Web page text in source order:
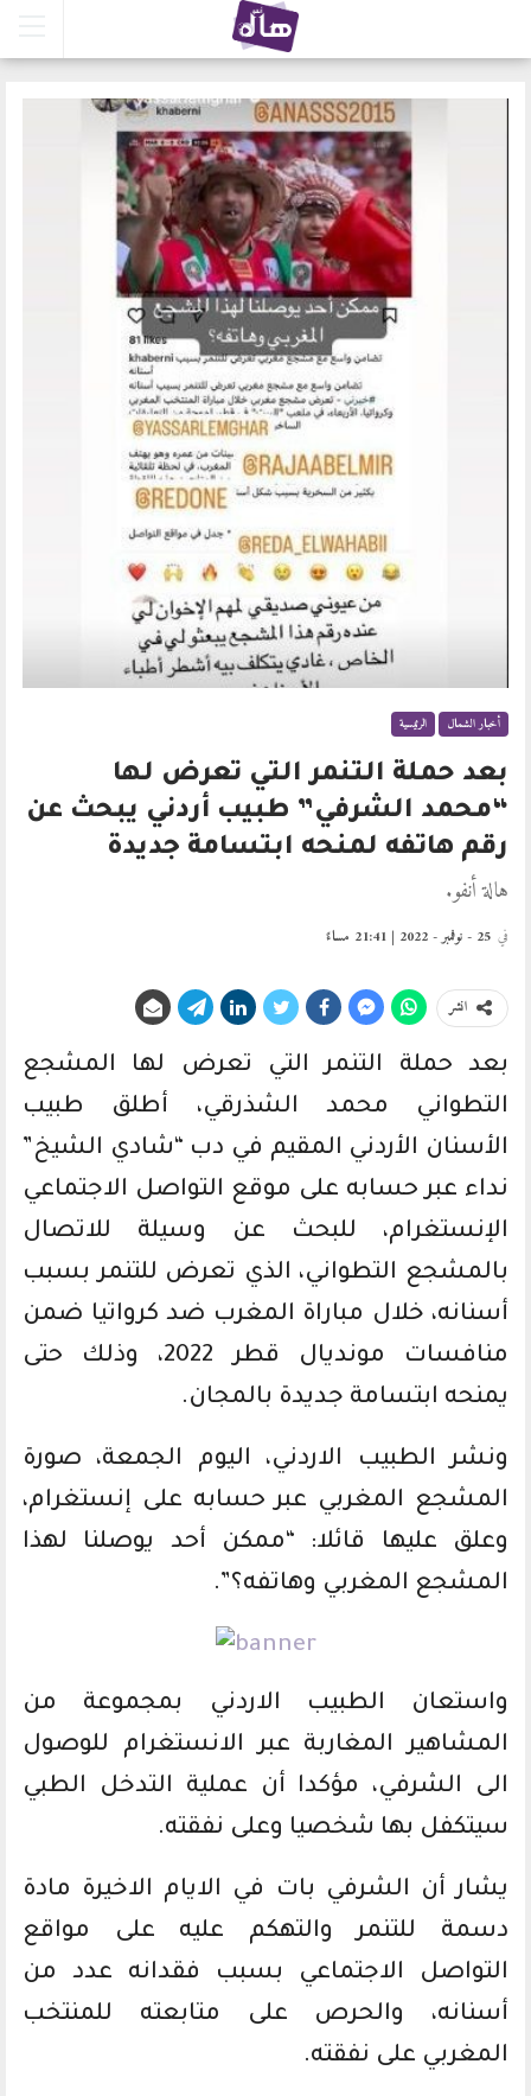
أخبار الشمال الرئيسية
بعد حملة التنمر التي تعرض لها
“محمد الشرفي” طبيب أردني يبحث عن
رقم هاتفه لمنحه ابتسامة جديدة
هالة أنفو.
في 25 - نوفمبر - 2022 | 21:41 مساءً
انشر
بعد حملة التنمر التي تعرض لها المشجع
التطواني محمد الشذرقي، أطلق طبيب
الأسنان الأردني المقيم في دب “شادي الشيخ”
نداء عبر حسابه على موقع التواصل الاجتماعي
الإنستغرام، للبحث عن وسيلة للاتصال
بالمشجع التطواني، الذي تعرض للتنمر بسبب
أسنانه، خلال مباراة المغرب ضد كرواتيا ضمن
منافسات مونديال قطر 2022، وذلك حتى
يمنحه ابتسامة جديدة بالمجان.
ونشر الطبيب الاردني، اليوم الجمعة، صورة
المشجع المغربي عبر حسابه على إنستغرام،
وعلق عليها قائلا: “ممكن أحد يوصلنا لهذا
المشجع المغربي وهاتفه؟”.
واستعان الطبيب الاردني بمجموعة من
المشاهير المغاربة عبر الانستغرام للوصول
الى الشرفي، مؤكدا أن عملية التدخل الطبي
سيتكفل بها شخصيا وعلى نفقته.
يشار أن الشرفي بات في الايام الاخيرة مادة
دسمة للتنمر والتهكم عليه على مواقع
التواصل الاجتماعي بسبب فقدانه عدد من
أسنانه، والحرص على متابعته للمنتخب
المغربي على نفقته.